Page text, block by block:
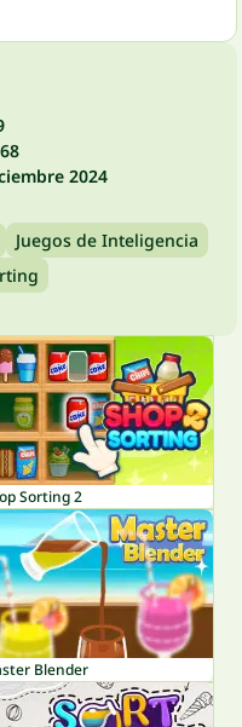
2024
Juegos de Inteligencia
Sorting 2
Blender